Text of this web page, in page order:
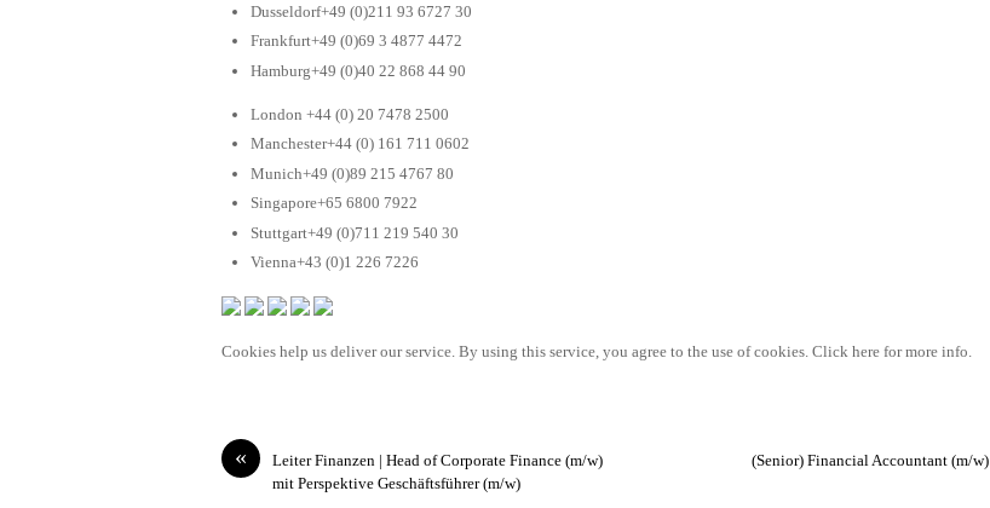
Dusseldorf+49 (0)211 93 6727 30
Frankfurt+49 (0)69 3 4877 4472
Hamburg+49 (0)40 22 868 44 90
London +44 (0) 20 7478 2500
Manchester+44 (0) 161 711 0602
Munich+49 (0)89 215 4767 80
Singapore+65 6800 7922
Stuttgart+49 (0)711 219 540 30
Vienna+43 (0)1 226 7226
Cookies help us deliver our service. By using this service, you agree to the use of cookies. Click here for more info.
«
Leiter Finanzen | Head of Corporate Finance (m/w)
mit Perspektive Geschäftsführer (m/w)
(Senior) Financial Accountant (m/w)